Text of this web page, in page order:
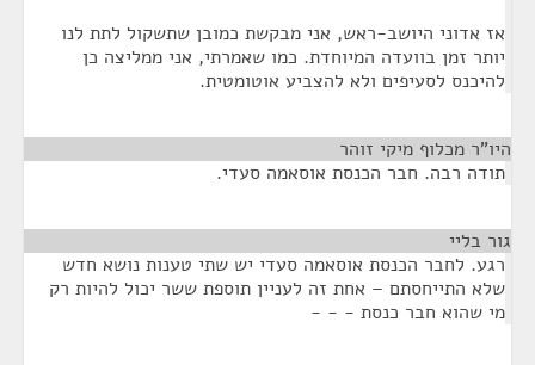
אז אדוני היושב-ראש, אני מבקשת כמובן שתשקול לתת לנו
יותר זמן בוועדה המיוחדת. כמו שאמרתי, אני ממליצה כן
להיכנס לסעיפים ולא להצביע אוטומטית.
היו"ר מכלוף מיקי זוהר
תודה רבה. חבר הכנסת אוסאמה סעדי.
גור בליי
רגע. לחבר הכנסת אוסאמה סעדי יש שתי טענות נושא חדש
שלא התייחסתם – אחת זה לעניין תוספת ששר יכול להיות רק
מי שהוא חבר כנסת - - -